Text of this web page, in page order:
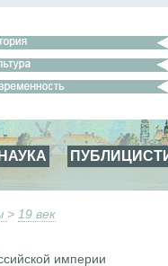
> 19 век
империи